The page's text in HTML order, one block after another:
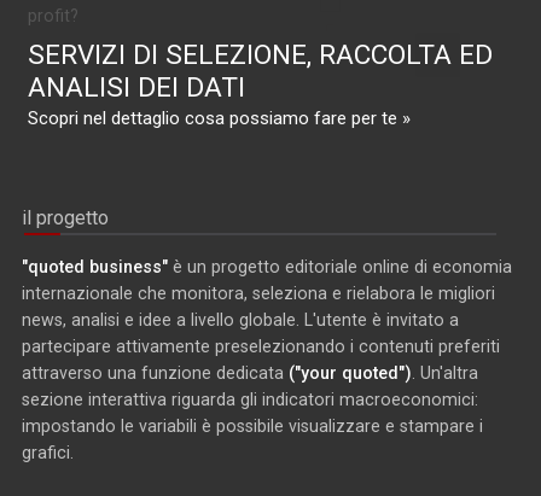
profit?
SERVIZI DI SELEZIONE, RACCOLTA ED
ANALISI DEI DATI
Scopri nel dettaglio cosa possiamo fare per te »
il progetto
"quoted business" è un progetto editoriale online di economia
internazionale che monitora, seleziona e rielabora le migliori
news, analisi e idee a livello globale. L'utente è invitato a
partecipare attivamente preselezionando i contenuti preferiti
attraverso una funzione dedicata ("your quoted") . Un'altra
sezione interattiva riguarda gli indicatori macroeconomici:
impostando le variabili è possibile visualizzare e stampare i
grafici.